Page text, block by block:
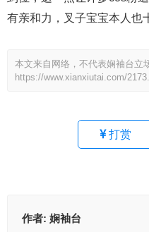
有亲和力，叉子宝宝本人也
本文来自网络，不代表娴袖台立
https://www.xianxiutai.com/
打赏
作者: 娴袖台